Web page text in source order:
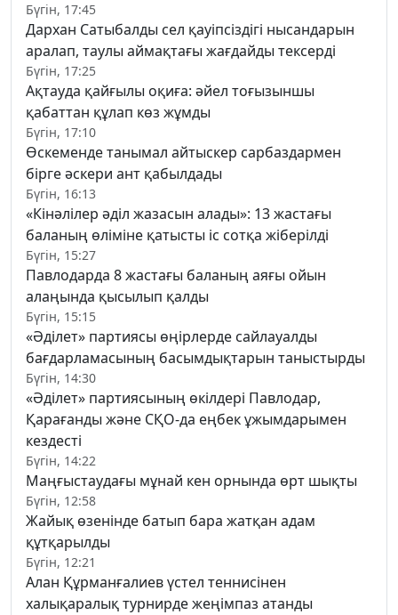
Бүгін, 17:45
Дархан Сатыбалды сел қауіпсіздігі нысандарын
аралап, таулы аймақтағы жағдайды тексерді
Бүгін, 17:25
Ақтауда қайғылы оқиға: әйел тоғызыншы
қабаттан құлап көз жұмды
Бүгін, 17:10
Өскеменде танымал айтыскер сарбаздармен
бірге әскери ант қабылдады
Бүгін, 16:13
«Кінәлілер әділ жазасын алады»: 13 жастағы
баланың өліміне қатысты іс сотқа жіберілді
Бүгін, 15:27
Павлодарда 8 жастағы баланың аяғы ойын
алаңында қысылып қалды
Бүгін, 15:15
«Әділет» партиясы өңірлерде сайлауалды
бағдарламасының басымдықтарын таныстырды
Бүгін, 14:30
«Әділет» партиясының өкілдері Павлодар,
Қарағанды және СҚО-да еңбек ұжымдарымен
кездесті
Бүгін, 14:22
Маңғыстаудағы мұнай кен орнында өрт шықты
Бүгін, 12:58
Жайық өзенінде батып бара жатқан адам
құтқарылды
Бүгін, 12:21
Алан Құрманғалиев үстел теннисінен
халықаралық турнирде жеңімпаз атанды